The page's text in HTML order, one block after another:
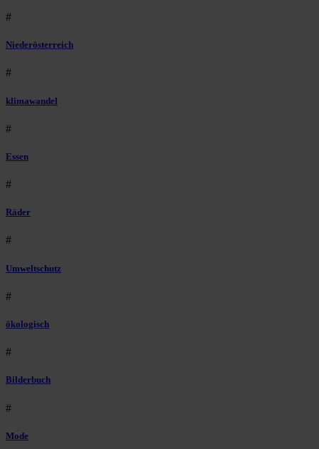
#
Niederösterreich
#
klimawandel
#
Essen
#
Räder
#
Umweltschutz
#
ökologisch
#
Bilderbuch
#
Mode